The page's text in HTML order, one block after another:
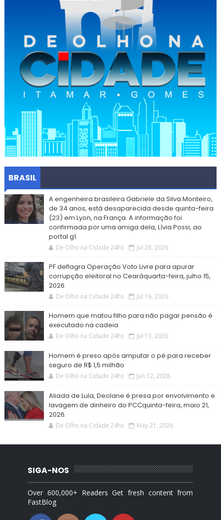
BRASIL
A engenheira brasileira Gabriele da Silva Monteiro,
de 34 anos, está desaparecida desde quinta-feira
(23) em Lyon, na França. A informação foi
confirmada por uma amiga dela, Lívia Possi, ao
portal g1.
De Olho na Cidade 24hs Jul 28, 2026
PF deflagra Operação Voto Livre para apurar
corrupção eleitoral no Cearáquarta-feira, julho 15,
2026
De Olho na Cidade 24hs Jul 16, 2026
Homem que matou filho para não pagar pensão é
executado na cadeia
De Olho na Cidade 24hs Jul 13, 2026
Homem é preso após amputar o pé para receber
seguro de R$ 1,5 milhão
De Olho na Cidade 24hs Jun 12, 2026
Aliada de Lula, Deolane é presa por envolvimento e
lavagem de dinheiro do PCCquinta-feira, maio 21,
2026.
De Olho na Cidade 24hs May 21, 2026
SIGA-NOS
Over 600,000+ Readers Get fresh content from
FastBlog